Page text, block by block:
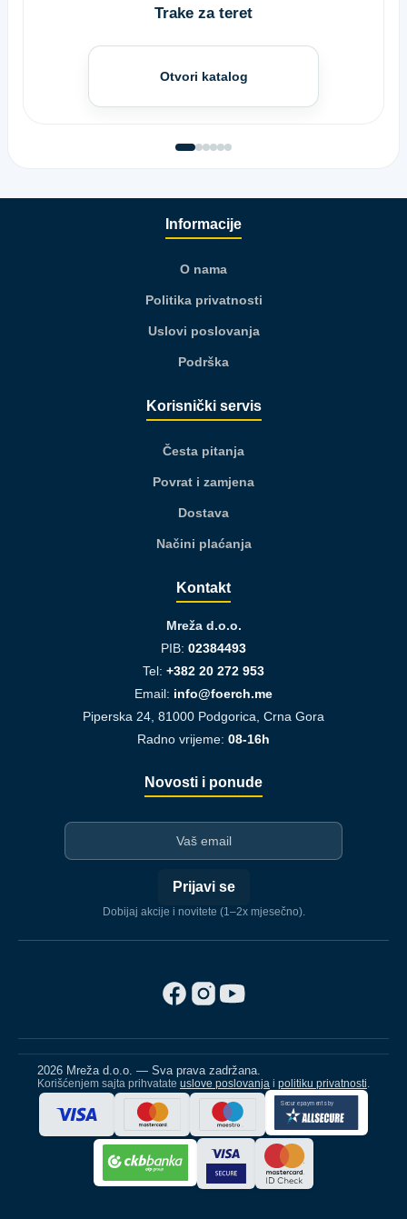
Trake za teret
Otvori katalog
Informacije
O nama
Politika privatnosti
Uslovi poslovanja
Podrška
Korisnički servis
Česta pitanja
Povrat i zamjena
Dostava
Načini plaćanja
Kontakt
Mreža d.o.o.
PIB: 02384493
Tel: +382 20 272 953
Email: info@foerch.me
Piperska 24, 81000 Podgorica, Crna Gora
Radno vrijeme: 08-16h
Novosti i ponude
Prijavi se
Dobijaj akcije i novitete (1–2x mjesečno).
2026 Mreža d.o.o. — Sva prava zadržana.
Korišćenjem sajta prihvatate uslove poslovanja i politiku privatnosti.